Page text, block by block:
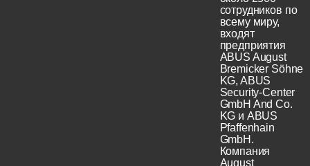
сотрудников по
всему миру,
входят
предприятия
ABUS August
Bremicker Söhne
KG, ABUS
Security-Center
GmbH And Co.
KG и ABUS
Pfaffenhain
GmbH.
Компания
August